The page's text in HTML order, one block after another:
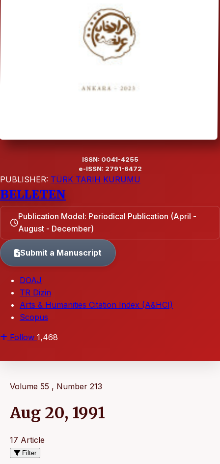
ISSN: 0041-4255
e-ISSN: 2791-6472
PUBLISHER: TÜRK TARIH KURUMU
BELLETEN
Publication Model: Periodical Publication (April -
August - December)
Submit a Manuscript
DOAJ
TR Dizin
Arts & Humanities Citation Index (A&HCI)
Scopus
Follow 1,468
Volume 55 , Number 213
Aug 20, 1991
17 Article
Filter